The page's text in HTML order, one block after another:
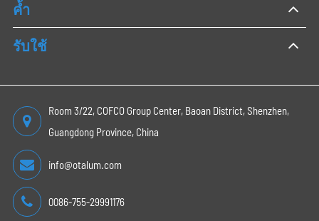
ค้ำ
รับใช้
Room 3/22, COFCO Group Center, Baoan District, Shenzhen,
Guangdong Province, China
info@otalum.com
0086-755-29991176